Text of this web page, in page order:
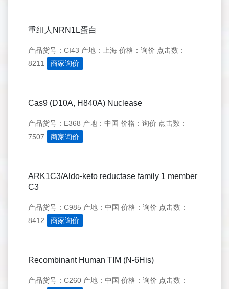
重组人NRN1L蛋白
产品货号：CI43 产地：上海 价格：询价 点击数：
8211
商家询价
Cas9 (D10A, H840A) Nuclease
产品货号：E368 产地：中国 价格：询价 点击数：
7507
商家询价
ARK1C3/Aldo-keto reductase family 1 member
C3
产品货号：C985 产地：中国 价格：询价 点击数：
8412
商家询价
Recombinant Human TIM (N-6His)
产品货号：C260 产地：中国 价格：询价 点击数：